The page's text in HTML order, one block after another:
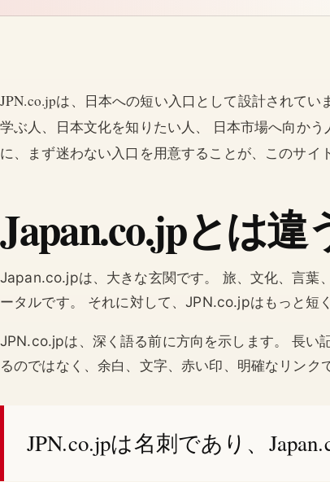
JPN.co.jpは、日本への短い入口として設計されて
学ぶ人、日本文化を知りたい人、 日本市場へ向か
に、まず迷わない入口を用意することが、このサイ
Japan.co.jpとは違
Japan.co.jpは、大きな玄関です。 旅、文化、言葉
ータルです。 それに対して、JPN.co.jpはもっと短
JPN.co.jpは、深く語る前に方向を示します。 長い
るのではなく、余白、文字、赤い印、明確なリンク
JPN.co.jpは名刺であり、